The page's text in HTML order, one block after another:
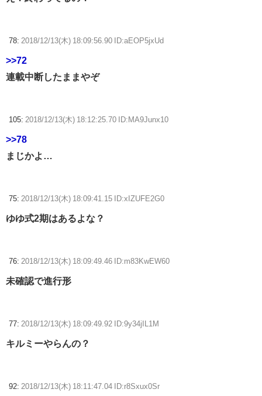
78: 2018/12/13(木) 18:09:56.90 ID:aEOP5jxUd
>>72
連載中断したままやぞ
105: 2018/12/13(木) 18:12:25.70 ID:MA9Junx10
>>78
まじかよ…
75: 2018/12/13(木) 18:09:41.15 ID:xIZUFE2G0
ゆゆ式2期はあるよな？
76: 2018/12/13(木) 18:09:49.46 ID:m83KwEW60
未確認で進行形
77: 2018/12/13(木) 18:09:49.92 ID:9y34jIL1M
キルミーやらんの？
92: 2018/12/13(木) 18:11:47.04 ID:r8Sxux0Sr